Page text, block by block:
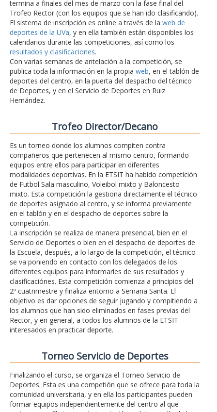
termina a finales del mes de marzo con la fase final del
Trofeo Rector (con los equipos que se han ido clasificando).
El sistema de inscripción es online a través de la web de
deportes de la UVa, y en ella también están disponibles los
calendarios durante las competiciones, así como los
resultados y clasificaciones.
Con varias semanas de antelación a la competición, se
publica toda la información en la propia web, en el tablón de
deportes del centro, en la puerta del despacho del técnico
de Deportes, y en el Servicio de Deportes en Ruiz
Hernández.
Trofeo Director/Decano
Es un torneo donde los alumnos compiten contra
compañeros que pertenecen al mismo centro, formando
equipos entre ellos para participar en diferentes
modalidades deportivas. En la ETSIT ha habido competición
de Futbol Sala masculino, Voleibol mixto y Baloncesto
mixto. Esta competición la gestiona directamente el técnico
de deportes asignado al centro, y se informa previamente
en el tablón y en el despacho de deportes sobre la
competición.
La inscripción se realiza de manera presencial, bien en el
Servicio de Deportes o bien en el despacho de deportes de
la Escuela, después, a lo largo de la competición, el técnico
se va poniendo en contacto con los delegados de los
diferentes equipos para informarles de sus resultados y
clasificaciónes. Esta competición comienza a principios del
2º cuatrimestre y finaliza entorno a Semana Santa. El
objetivo es dar opciones de seguir jugando y compitiendo a
los alumnos que han sido eliminados en fases previas del
Rector, y en general, a todos los alumnos de la ETSIT
interesados en practicar deporte.
Torneo Servicio de Deportes
Finalizando el curso, se organiza el Torneo Servicio de
Deportes. Esta es una competión que se ofrece para toda la
comunidad universitaria, y en ella los participantes pueden
formar equipos independientemente del centro al que